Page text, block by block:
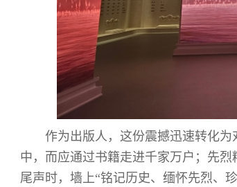
作为出版人，这份震撼迅速转化
中，而应通过书籍走进千家万户；先
尾声时，墙上“铭记历史、缅怀先烈、